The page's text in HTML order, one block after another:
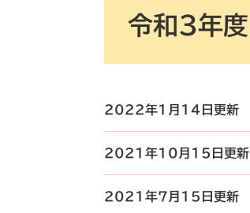
令和3年度
2022年1月14日更新
2021年10月15日更新
2021年7月15日更新